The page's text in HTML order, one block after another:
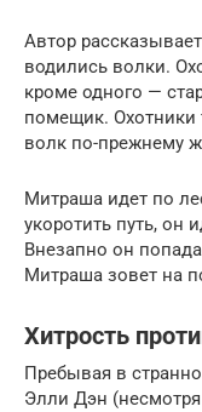
Автор
водились волки.
кроме одного —
помещик. Охотники
волк по-прежнему
Митраша идет по
укоротить путь, он
Внезапно он
Митраша зовет на
Хитрость
Пребывая в
Элли Дэн (несмотря